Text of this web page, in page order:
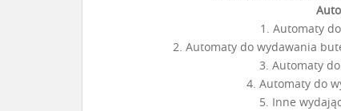
1. Automaty
2. Automaty do wydawania
3. Automaty
4. Automaty do
5. Inne